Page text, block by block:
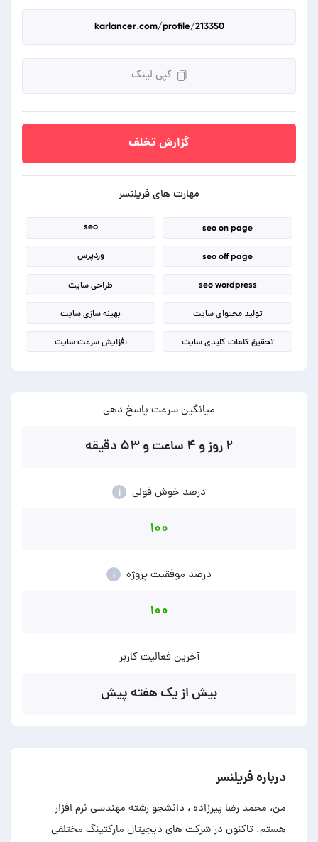
کپی لینک
گزارش تخلف
مهارت های فریلنسر
seo on page
seo
seo off page وردپرس
seo wordpress طراحی سایت
تولید محتوای سایت بهینه سازی سایت
تحقیق کلمات کلیدی سایت افزایش سرعت سایت
میانگین سرعت پاسخ دهی
۲ روز و ۴ ساعت و ۵۳ دقیقه
درصد خوش قولی i
۱۰۰
درصد موفقیت پروژه i
۱۰۰
آخرین فعالیت کاربر
بیش از یک هفته پیش
درباره فریلنسر
من، محمد رضا پیرزاده ، دانشجو رشته مهندسی نرم افزار
هستم. تاکنون در شرکت های دیجیتال مارکتینگ مختلفی